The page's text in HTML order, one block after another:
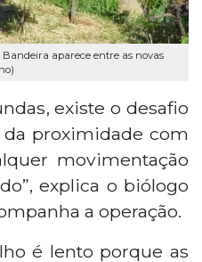
Bandeira aparece entre as novas
existe o desafio
proximidade com
movimentação
explica o biólogo
a operação.
é lento porque as